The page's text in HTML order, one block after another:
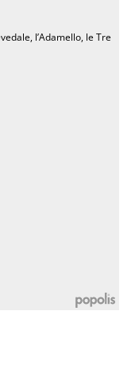
l’Adamello, le Tre